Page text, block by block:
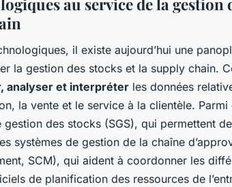
il existe aujourd’hui une
la gestion des stocks et la supply chain.
analyser et interpréter les données
la vente et le service à la clientèle. Parmi
des stocks (SGS), qui permettent
systèmes de gestion de la chaîne
SCM), qui aident à coordonner les
de planification des ressources de